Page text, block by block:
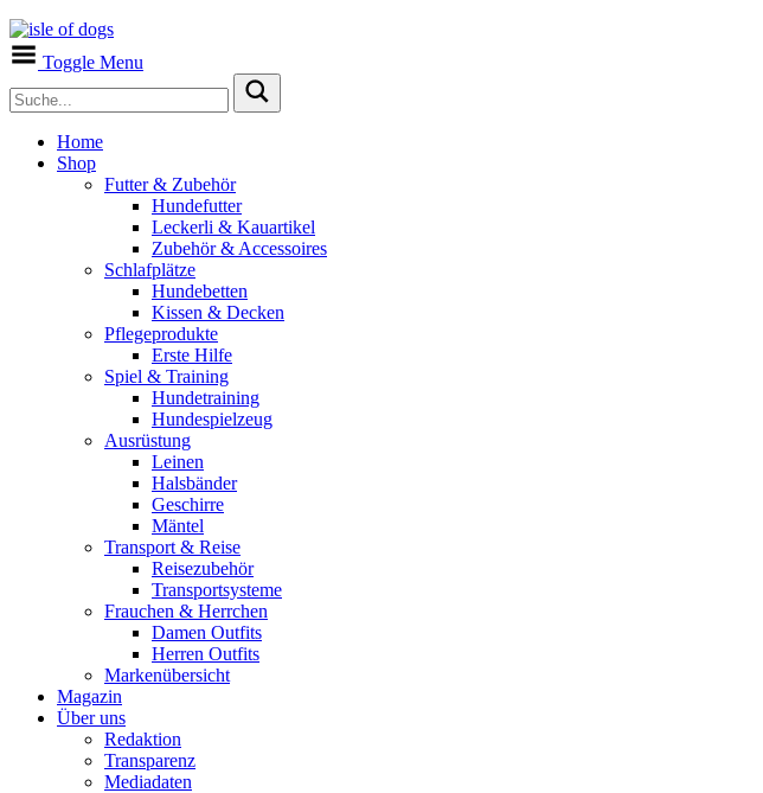
Toggle Menu
Home
Shop
Futter & Zubehör
Hundefutter
Leckerli & Kauartikel
Zubehör & Accessoires
Schlafplätze
Hundebetten
Kissen & Decken
Pflegeprodukte
Erste Hilfe
Spiel & Training
Hundetraining
Hundespielzeug
Ausrüstung
Leinen
Halsbänder
Geschirre
Mäntel
Transport & Reise
Reisezubehör
Transportsysteme
Frauchen & Herrchen
Damen Outfits
Herren Outfits
Markenübersicht
Magazin
Über uns
Redaktion
Transparenz
Mediadaten